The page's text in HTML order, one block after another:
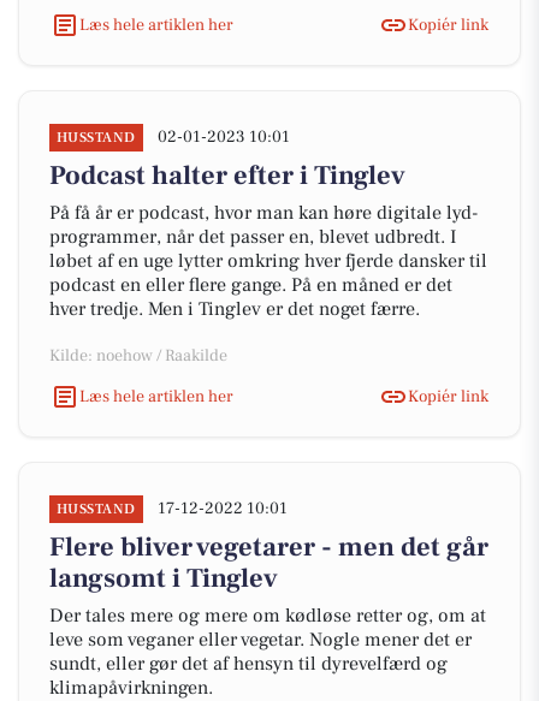
Læs hele artiklen her
Kopiér link
HUSSTAND 02-01-2023 10:01
Podcast halter efter i Tinglev
På få år er podcast, hvor man kan høre digitale lyd-
programmer, når det passer en, blevet udbredt. I
løbet af en uge lytter omkring hver fjerde dansker til
podcast en eller flere gange. På en måned er det
hver tredje. Men i Tinglev er det noget færre.
Kilde: noehow / Raakilde
Læs hele artiklen her
Kopiér link
HUSSTAND 17-12-2022 10:01
Flere bliver vegetarer - men det går
langsomt i Tinglev
Der tales mere og mere om kødløse retter og, om at
leve som veganer eller vegetar. Nogle mener det er
sundt, eller gør det af hensyn til dyrevelfærd og
klimapåvirkningen.